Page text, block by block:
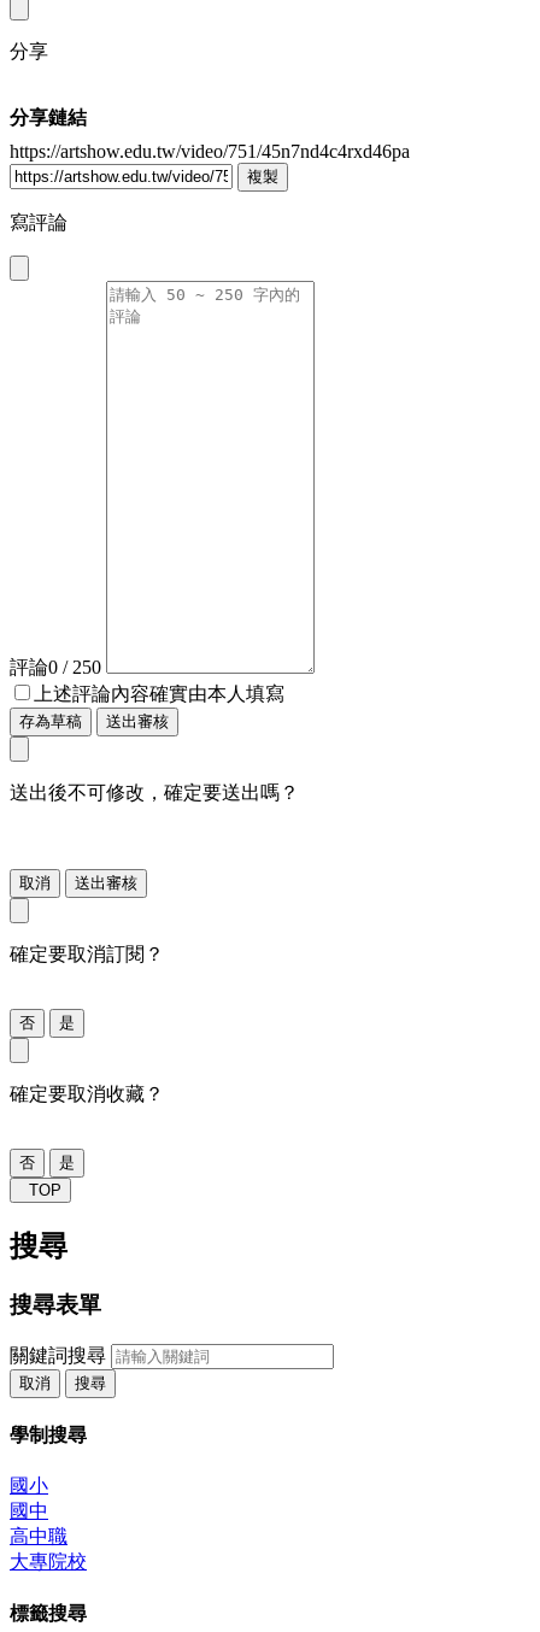
分享
分享鏈結
https://artshow.edu.tw/video/751/45n7nd4c4rxd46pa
複製
寫評論
評論0 / 250
上述評論內容確實由本人填寫
存為草稿 送出審核
送出後不可修改，確定要送出嗎？
取消 送出審核
確定要取消訂閱？
否 是
確定要取消收藏？
否
是
TOP
搜尋
搜尋表單
關鍵詞搜尋
取消 搜尋
學制搜尋
國小
國中
高中職
大專院校
標籤搜尋